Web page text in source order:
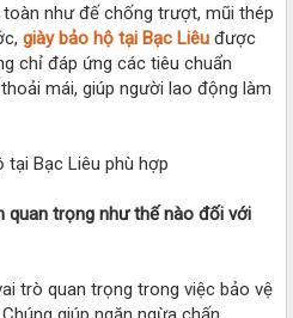
như đế chống trượt, mũi thép
giày bảo hộ tại Bạc Liêu được
chỉ đáp ứng các tiêu chuẩn
mái, giúp người lao động làm
quan trọng như thế nào đối với
trò quan trọng trong việc bảo vệ